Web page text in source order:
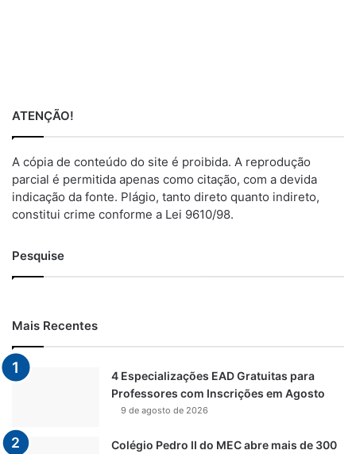
ATENÇÃO!
A cópia de conteúdo do site é proibida. A reprodução
parcial é permitida apenas como citação, com a devida
indicação da fonte. Plágio, tanto direto quanto indireto,
constitui crime conforme a Lei 9610/98.
Pesquise
Mais Recentes
4 Especializações EAD Gratuitas para
Professores com Inscrições em Agosto
9 de agosto de 2026
Colégio Pedro II do MEC abre mais de 300